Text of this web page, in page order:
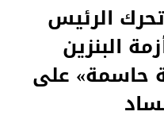
الرئيس
البنزين
على